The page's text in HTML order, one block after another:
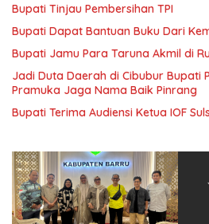
Bupati Tinjau Pembersihan TPI
Bupati Dapat Bantuan Buku Dari
Bupati Jamu Para Taruna Akmil di
Jadi Duta Daerah di Cibubur Bupati
Pramuka Jaga Nama Baik Pinrang
Bupati Terima Audiensi Ketua IOF